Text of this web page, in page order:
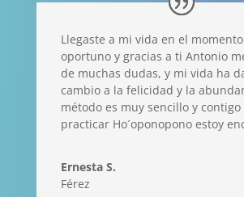
Llegaste a mi vida en el
oportuno y gracias a ti Antonio
de muchas dudas, y mi vida ha
cambio a la felicidad y la
método es muy sencillo y contigo
practicar Ho´oponopono estoy
Ernesta S.
Férez